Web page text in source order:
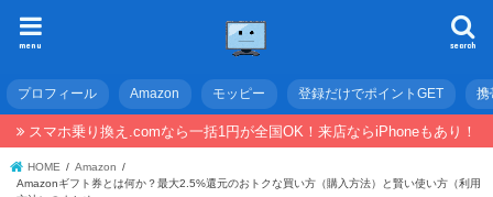
search
menu
プロフィール Amazon モッピー 登録だけでポイントGET 携
スマホ乗り換え.comなら一括1円が全国OK！来店ならiPhoneもあり！
HOME
Amazon
Amazonギフト券とは何か？最大2.5%還元のおトクな買い方（購入方法）と賢い使い方（利用